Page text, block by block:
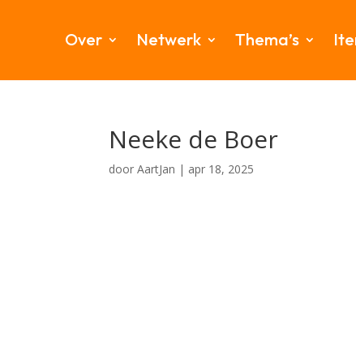
Over Netwerk Thema’s
Neeke de Boer
doorAartJan | apr 18, 2025